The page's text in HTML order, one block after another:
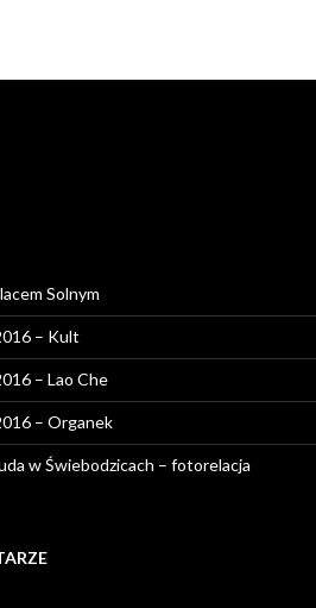
Solnym
– Kult
– Lao Che
– Organek
w Świebodzicach – fotorelacja